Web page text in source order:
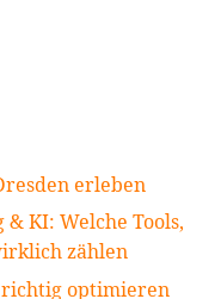
erleben
KI: Welche Tools,
zählen
richtig optimieren